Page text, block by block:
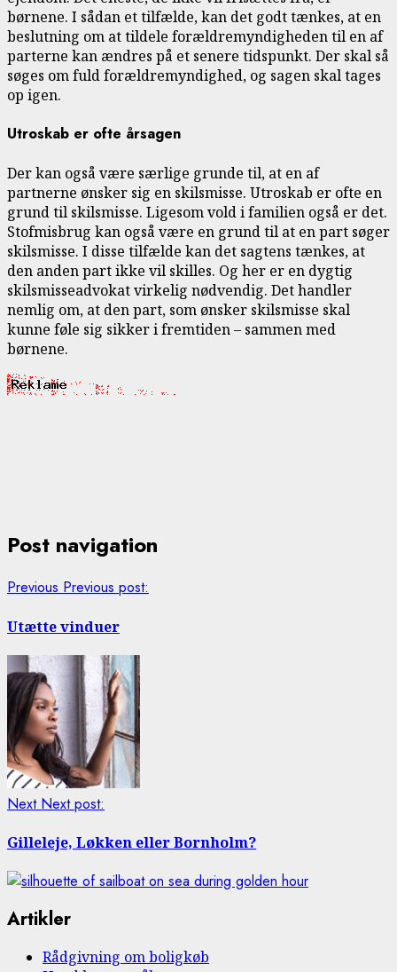
børnene. I sådan et tilfælde, kan det godt tænkes, at en
beslutning om at tildele forældremyndigheden til en af
parterne kan ændres på et senere tidspunkt. Der skal så
søges om fuld forældremyndighed, og sagen skal tages
op igen.
Utroskab er ofte årsagen
Der kan også være særlige grunde til, at en af
partnerne ønsker sig en skilsmisse. Utroskab er ofte en
grund til skilsmisse. Ligesom vold i familien også er det.
Stofmisbrug kan også være en grund til at en part søger
skilsmisse. I disse tilfælde kan det sagtens tænkes, at
den anden part ikke vil skilles. Og her er en dygtig
skilsmisseadvokat virkelig nødvendig. Det handler
nemlig om, at den part, som ønsker skilsmisse skal
kunne føle sig sikker i fremtiden – sammen med
børnene.
Post navigation
Previous Previous post:
Utætte vinduer
Next Next post:
Gilleleje, Løkken eller Bornholm?
Artikler
Rådgivning om boligkøb